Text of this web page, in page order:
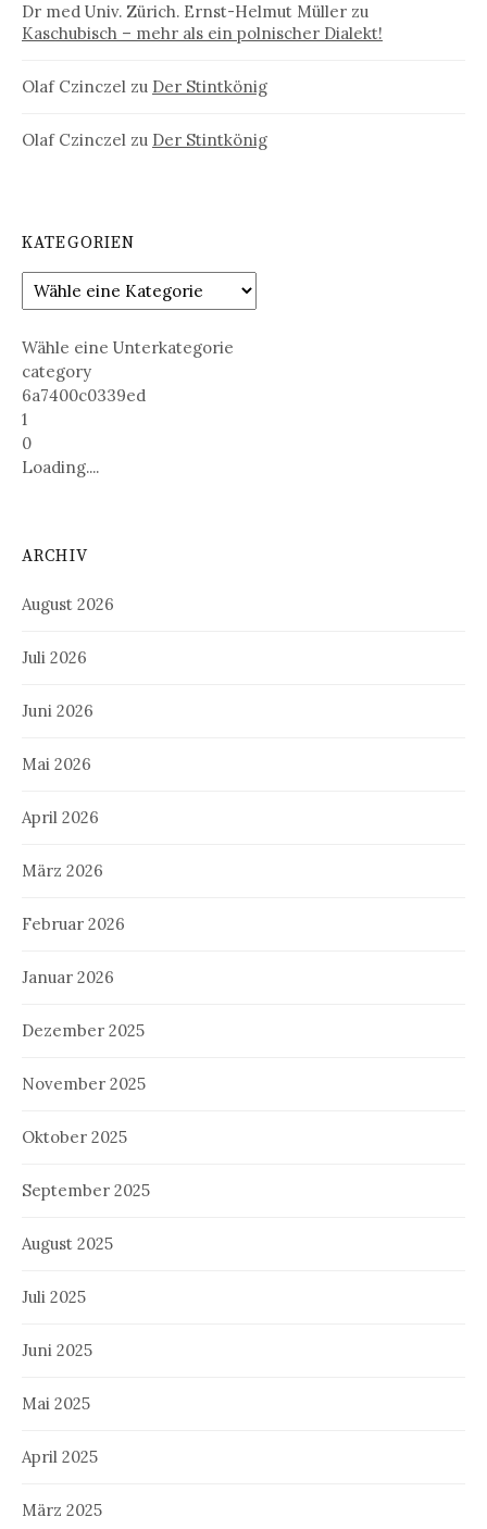
Dr med Univ. Zürich. Ernst-Helmut Müller zu
Kaschubisch – mehr als ein polnischer Dialekt!
Olaf Czinczel zu Der Stintkönig
Olaf Czinczel zu Der Stintkönig
KATEGORIEN
Wähle eine Unterkategorie
category
6a7400c0339ed
1
0
Loading....
ARCHIV
August 2026
Juli 2026
Juni 2026
Mai 2026
April 2026
März 2026
Februar 2026
Januar 2026
Dezember 2025
November 2025
Oktober 2025
September 2025
August 2025
Juli 2025
Juni 2025
Mai 2025
April 2025
März 2025